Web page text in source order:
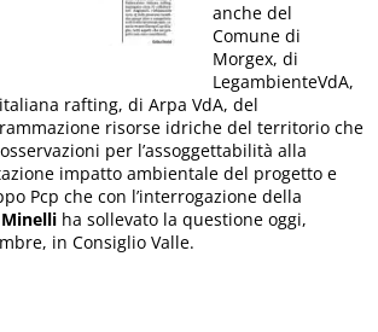
anche del
Comune di
Morgex, di
LegambienteVdA,
rafting, di Arpa VdA, del
risorse idriche del territorio che
per l’assoggettabilità alla
impatto ambientale del progetto e
Pcp che con l’interrogazione della
ha sollevato la questione oggi,
in Consiglio Valle.